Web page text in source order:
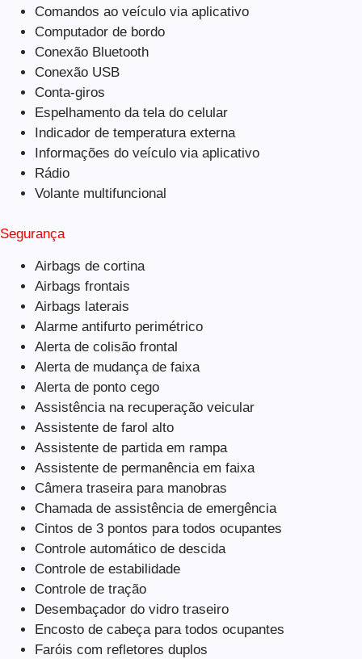
Comandos ao veículo via aplicativo
Computador de bordo
Conexão Bluetooth
Conexão USB
Conta-giros
Espelhamento da tela do celular
Indicador de temperatura externa
Informações do veículo via aplicativo
Rádio
Volante multifuncional
Segurança
Airbags de cortina
Airbags frontais
Airbags laterais
Alarme antifurto perimétrico
Alerta de colisão frontal
Alerta de mudança de faixa
Alerta de ponto cego
Assistência na recuperação veicular
Assistente de farol alto
Assistente de partida em rampa
Assistente de permanência em faixa
Câmera traseira para manobras
Chamada de assistência de emergência
Cintos de 3 pontos para todos ocupantes
Controle automático de descida
Controle de estabilidade
Controle de tração
Desembaçador do vidro traseiro
Encosto de cabeça para todos ocupantes
Faróis com refletores duplos